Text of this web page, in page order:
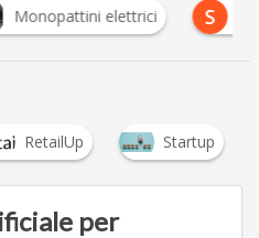
S Sharing Mobility
RetailUp Startup
per